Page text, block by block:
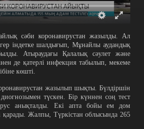
сәби коронавирустан жазылды. Ал
індетке шалдығып, Мұнайлы аудандық
Атыраудағы Қалалық сәулет және
де қатерлі инфекция табылып, мекеме
көшті.
жазылып шықты. Бүлдіршін
түскен. Бір күннен соң тест
анықталды. Екі апта бойы ем дом
қарады. Жалпы, Түркістан облысында 265